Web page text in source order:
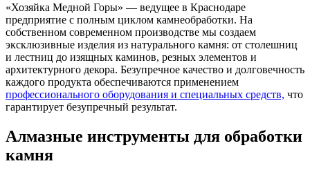
«Хозяйка Медной Горы» — ведущее в Краснодаре
предприятие с полным циклом камнеобработки. На
собственном современном производстве мы создаем
эксклюзивные изделия из натурального камня: от столешниц
и лестниц до изящных каминов, резных элементов и
архитектурного декора. Безупречное качество и долговечность
каждого продукта обеспечиваются применением
профессионального оборудования и специальных средств, что
гарантирует безупречный результат.
Алмазные инструменты для обработки
камня